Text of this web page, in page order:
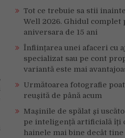
Tot ce trebuie sa stii
Well 2026. Ghidul
aniversara de 15 ani
Înființarea unei afaceri cu
specializat sau pe cont
variantă este mai
Următoarea fotografie
reușită de până acum
Mașinile de spălat și
pe inteligență artificială îți
hainele mai bine decât tine